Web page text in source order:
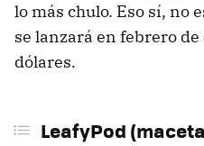
lo más chulo. Eso sí, no
se lanzará en febrero
dólares.
LeafyPod